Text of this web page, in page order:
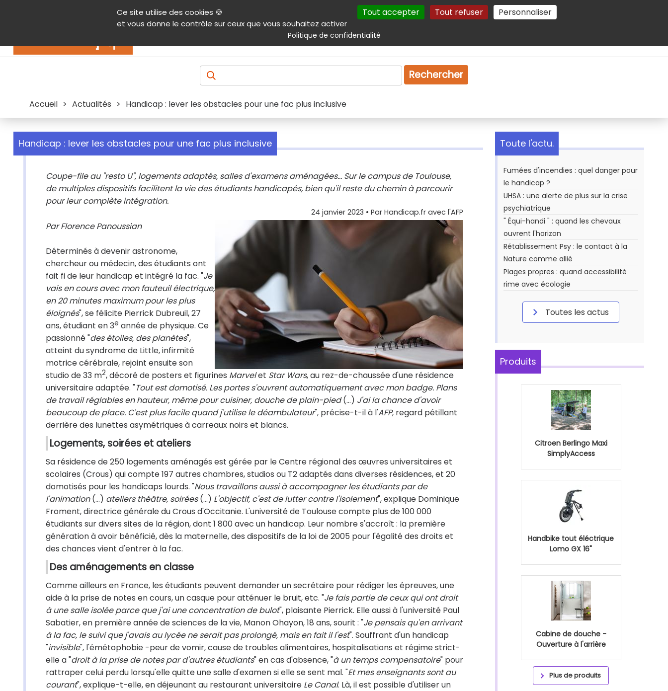
Ce site utilise des cookies 🍪
et vous donne le contrôle sur ceux que vous souhaitez activer
Tout accepter Tout refuser Personnaliser
Politique de confidentialité
Contenu Aide et accessibilité Menu principal Autres services Plan du site Gestion des cookies
Produits & services Emploi Droit
Rechercher
Accueil > Actualités > Handicap : lever les obstacles pour une fac plus inclusive
Handicap : lever les obstacles pour une fac plus inclusive
Coupe-file au "resto U", logements adaptés, salles d'examens aménagées... Sur le campus de Toulouse,
de multiples dispositifs facilitent la vie des étudiants handicapés, bien qu'il reste du chemin à parcourir
pour leur complète intégration.
24 janvier 2023 • Par Handicap.fr avec l'AFP
Par Florence Panoussian
Déterminés à devenir astronome,
chercheur ou médecin, des étudiants ont
fait fi de leur handicap et intégré la fac. "Je
vais en cours avec mon fauteuil électrique,
en 20 minutes maximum pour les plus
éloignés", se félicite Pierrick Dubreuil, 27
ans, étudiant en 3e année de physique. Ce
passionné "des étoiles, des planètes",
atteint du syndrome de Little, infirmité
motrice cérébrale, rejoint ensuite son
studio de 33 m2, décoré de posters et figurines Marvelet Star Wars, au rez-de-chaussée d'une résidence
universitaire adaptée. "Tout est domotisé. Les portes s'ouvrent automatiquement avec mon badge. Plans
de travail réglables en hauteur, même pour cuisiner, douche de plain-pied(...) J'ai la chance d'avoir
beaucoup de place. C'est plus facile quand j'utilise le déambulateur", précise-t-il à l'AFP, regard pétillant
derrière des lunettes asymétriques à carreaux noirs et blancs.
Logements, soirées et ateliers
Sa résidence de 250 logements aménagés est gérée par le Centre régional des œuvres universitaires et
scolaires (Crous) qui compte 197 autres chambres, studios ou T2 adaptés dans diverses résidences, et 20
domotisés pour les handicaps lourds. "Nous travaillons aussi à accompagner les étudiants par de
l'animation(...) ateliers théâtre, soirées(...) L'objectif, c'est de lutter contre l'isolement", explique Dominique
Froment, directrice générale du Crous d'Occitanie. L'université de Toulouse compte plus de 100 000
étudiants sur divers sites de la région, dont 1 800 avec un handicap. Leur nombre s'accroît : la première
génération à avoir bénéficié, dès la maternelle, des dispositifs de la loi de 2005 pour l'égalité des droits et
des chances vient d'entrer à la fac.
Des aménagements en classe
Comme ailleurs en France, les étudiants peuvent demander un secrétaire pour rédiger les épreuves, une
aide à la prise de notes en cours, un casque pour atténuer le bruit, etc. "Je fais partie de ceux qui ont droit
à une salle isolée parce que j'ai une concentration de bulot", plaisante Pierrick. Elle aussi à l'université Paul
Sabatier, en première année de sciences de la vie, Manon Ohayon, 18 ans, sourit : "Je pensais qu'en arrivant
à la fac, le suivi que j'avais au lycée ne serait pas prolongé, mais en fait il l'est". Souffrant d'un handicap
"invisible", l'émétophobie -peur de vomir, cause de troubles alimentaires, hospitalisations et régime strict-
elle a "droit à la prise de notes par d'autres étudiants" en cas d'absence, "à un temps compensatoire" pour
rattraper celui perdu lorsqu'elle quitte une salle d'examen si elle se sent mal. "Et mes enseignants sont au
courant", explique-t-elle, en déjeunant au restaurant universitaire Le Canal. Là, il est possible d'utiliser un
Toute l'actu.
Fumées d'incendies : quel danger pour
le handicap ?
UHSA : une alerte de plus sur la crise
psychiatrique
" Équi-handi " : quand les chevaux
ouvrent l'horizon
Rétablissement Psy : le contact à la
Nature comme allié
Plages propres : quand accessibilité
rime avec écologie
Toutes les actus
Produits
Citroen Berlingo Maxi
SimplyAccess
Handbike tout éléctrique
Lomo GX 16"
Cabine de douche -
Ouverture à l'arrière
Plus de produits